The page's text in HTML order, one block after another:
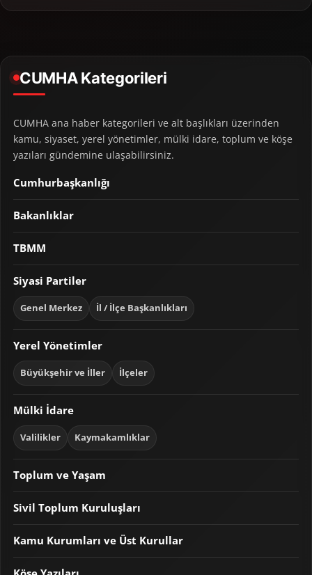
CUMHA Kategorileri
CUMHA ana haber kategorileri ve alt başlıkları üzerinden
kamu, siyaset, yerel yönetimler, mülki idare, toplum ve köşe
yazıları gündemine ulaşabilirsiniz.
Cumhurbaşkanlığı
Bakanlıklar
TBMM
Siyasi Partiler
Genel Merkez İl / İlçe Başkanlıkları
Yerel Yönetimler
Büyükşehir ve İller İlçeler
Mülki İdare
Valilikler Kaymakamlıklar
Toplum ve Yaşam
Sivil Toplum Kuruluşları
Kamu Kurumları ve Üst Kurullar